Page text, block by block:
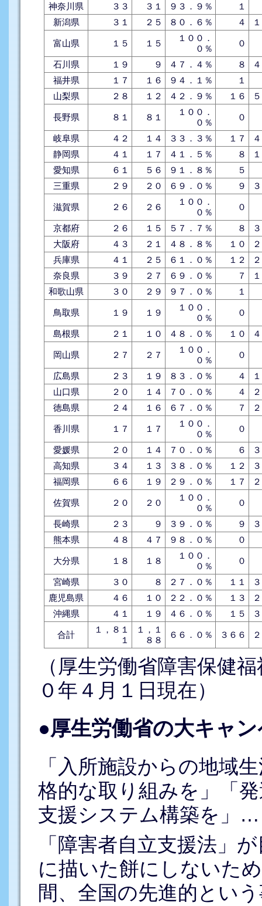
神奈川県
３３ ３１ ９３．９％ １
新潟県
３１ ２５ ８０．６％ ４
富山県 １５ １５
１００．
０％
０
石川県 １９ ９ ４７．４％ ８
福井県
１７ １６ ９４．１％ １
山梨県
２８ １２ ４２．９％ １６
長野県 ８１ ８１
１００．
０％
０
岐阜県 ４２ １４ ３３．３％ １７
静岡県
４１ １７ ４１．５％ ８
愛知県
６１ ５６ ９１．８％ ５
三重県
２９ ２０ ６９．０％ ９
滋賀県 ２６ ２６
１００．
０％
０
京都府 ２６ １５ ５７．７％ ８
大阪府
４３ ２１ ４８．８％ １０
兵庫県
４１ ２５ ６１．０％ １２
奈良県
３９ ２７ ６９．０％ ７
和歌山県
３０ ２９ ９７．０％ １
鳥取県 １９ １９
１００．
０％
０
島根県 ２１ １０ ４８．０％ １０
岡山県 ２７ ２７
１００．
０％
０
広島県 ２３ １９ ８３．０％ ４
山口県
２０ １４ ７０．０％ ４
徳島県
２４ １６ ６７．０％ ７
香川県 １７ １７
１００．
０％
０
愛媛県 ２０ １４ ７０．０％ ６
高知県
３４ １３ ３８．０％ １２
福岡県
６６ １９ ２９．０％ １７
佐賀県 ２０ ２０
１００．
０％
０
長崎県 ２３ ９ ３９．０％ ９
熊本県
４８ ４７ ９８．０％ ０
大分県 １８ １８
１００．
０％
０
宮崎県 ３０ ８ ２７．０％ １１
鹿児島県
４６ １０ ２２．０％ １３
沖縄県
４１ １９ ４６．０％ １５
合計
１，８１
１
１，１
８８
６６．０％ ３６６
（厚生労働省障害保健
０年４月１日現在）
●厚生労働省の大キャ
「入所施設からの地域
格的な取り組みを」「
支援システム構築を」
「障害者自立支援法」
に描いた餅にしないた
間、全国の先進的とい